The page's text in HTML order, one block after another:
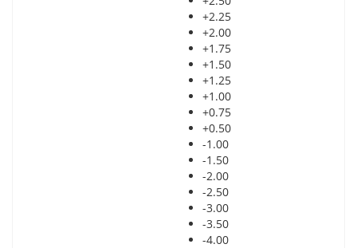
+2.25
+2.00
+1.75
+1.50
+1.25
+1.00
+0.75
+0.50
-1.00
-1.50
-2.00
-2.50
-3.00
-3.50
-4.00